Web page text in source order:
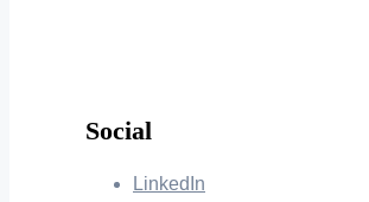
Social
LinkedIn